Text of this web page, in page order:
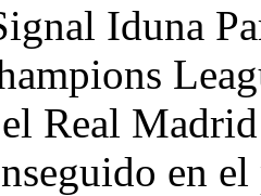
Iduna
Real
en